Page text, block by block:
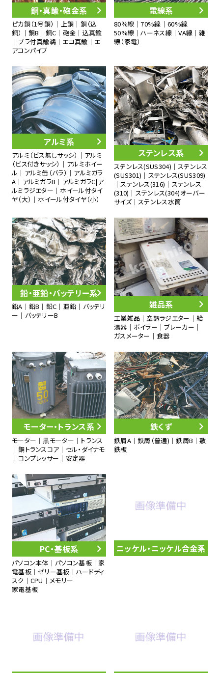
銅・真鍮・砲金系
ピカ銅（1号銅）｜上銅｜銅（込
銅）｜銅B｜銅C｜砲金｜込真鍮
｜プラ付真鍮鵜｜エコ真鍮｜エ
アコンパイプ
電線系
80％線｜70%線｜60%線
50%線｜ハーネス線｜VA線｜雑
線（家電）
アルミ系
アルミ（ビス無しサッシ）｜アルミ
（ビス付きサッシ）｜アルミホイー
ル｜アルミ缶（バラ）｜アルミガラ
A｜アルミガラB｜アルミガラC|ア
ルミラジエター｜ホイール付タイ
ヤ（大）｜ホイール付タイヤ（小）
ステンレス系
ステンレス(SUS304)｜ステンレス
(SUS301)｜ステンレス(SUS309)
｜ステンレス(316)｜ステンレス
(310)｜ステンレス(304)オーバー
サイズ｜ステンレス水筒
鉛・亜鉛・バッテリー系
鉛A｜鉛B｜鉛C｜亜鉛｜バッテリ
ー｜バッテリーB
雑品系
工業雑品｜空調ラジエター｜給
湯器｜ボイラー｜ブレーカー｜
ガスメーター｜食器
モーター・トランス系
モーター｜黒モーター｜トランス
｜銅トランスコア｜セル・ダイナモ
｜コンプレッサー｜安定器
鉄くず
鉄屑A｜鉄屑（普通)｜鉄屑B｜敷
鉄板
PC・基板系
パソコン本体｜パソコン基板｜家
電基板｜ゼリー基板｜ハードディ
スク｜CPU｜メモリー
家電基板
ニッケル・ニッケル合金系